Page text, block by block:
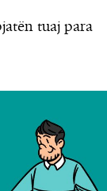
tuaj para